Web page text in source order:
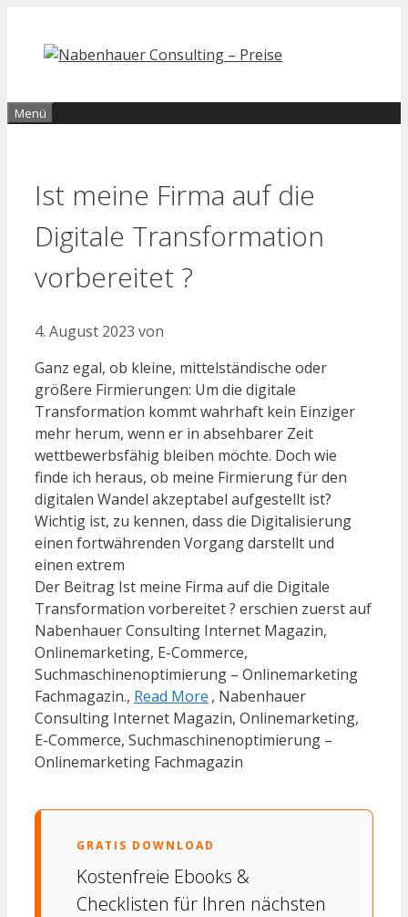
Inhalt
springen
Menü
Ist meine Firma auf die
Digitale Transformation
vorbereitet ?
4. August 2023 von
Ganz egal, ob kleine, mittelständische oder
größere Firmierungen: Um die digitale
Transformation kommt wahrhaft kein Einziger
mehr herum, wenn er in absehbarer Zeit
wettbewerbsfähig bleiben möchte. Doch wie
finde ich heraus, ob meine Firmierung für den
digitalen Wandel akzeptabel aufgestellt ist?
Wichtig ist, zu kennen, dass die Digitalisierung
einen fortwährenden Vorgang darstellt und
einen extrem
Der Beitrag Ist meine Firma auf die Digitale
Transformation vorbereitet ? erschien zuerst auf
Nabenhauer Consulting Internet Magazin,
Onlinemarketing, E-Commerce,
Suchmaschinenoptimierung – Onlinemarketing
Fachmagazin., Read More , Nabenhauer
Consulting Internet Magazin, Onlinemarketing,
E-Commerce, Suchmaschinenoptimierung –
Onlinemarketing Fachmagazin
GRATIS DOWNLOAD
Kostenfreie Ebooks &
Checklisten für Ihren nächsten